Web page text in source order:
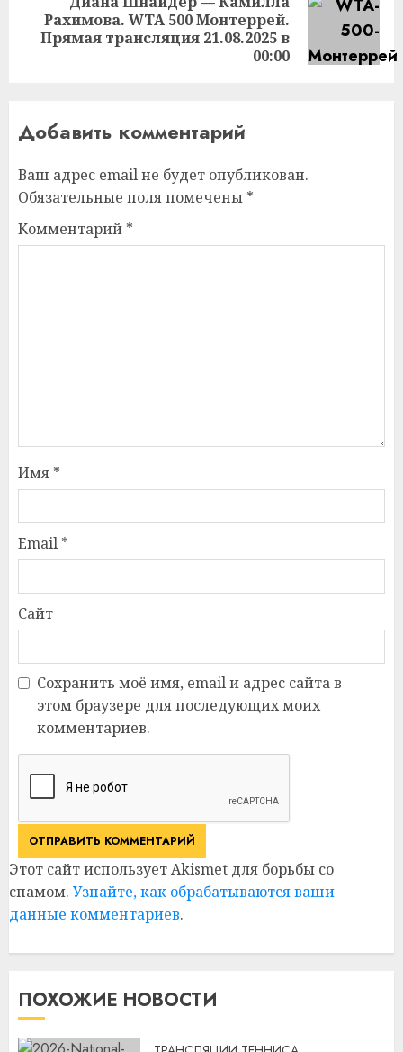
Следующая
запись:
Рахимова. WTA 500 Монтеррей.
Прямая трансляция 21.08.2025 в
00:00
Добавить комментарий
Ваш адрес email не будет опубликован.
Обязательные поля помечены *
Комментарий *
Имя *
Email *
Сайт
Сохранить моё имя, email и адрес сайта в
этом браузере для последующих моих
комментариев.
Этот сайт использует Akismet для борьбы со
спамом. Узнайте, как обрабатываются ваши
данные комментариев.
ПОХОЖИЕ НОВОСТИ